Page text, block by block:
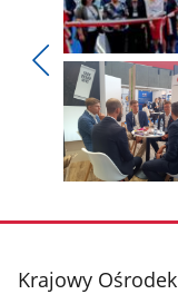
Pokaż
poprzednie
zdjęcia
Pokaż
zdjęcie
1
z
galerii.
zdjęcie
galerii.
stopka
Krajowy